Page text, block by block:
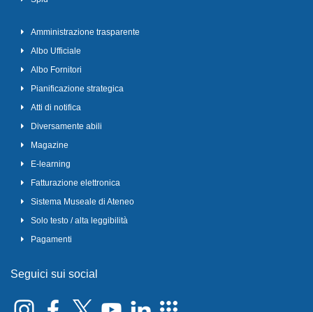
Amministrazione trasparente
Albo Ufficiale
Albo Fornitori
Pianificazione strategica
Atti di notifica
Diversamente abili
Magazine
E-learning
Fatturazione elettronica
Sistema Museale di Ateneo
Solo testo / alta leggibilità
Pagamenti
Seguici sui social